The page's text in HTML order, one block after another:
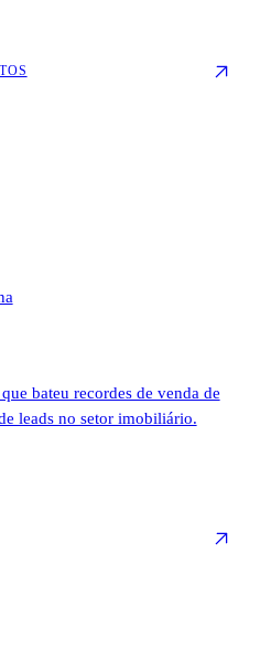
bateu recordes de venda de
leads no setor imobiliário.